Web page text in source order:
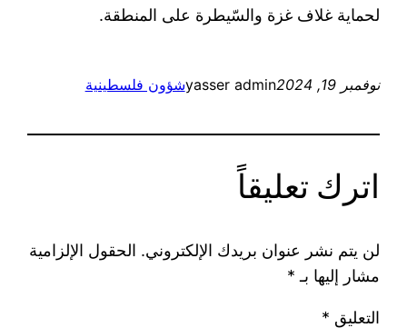
لحماية غلاف غزة والسّيطرة على المنطقة.
نوفمبر 19, 2024 yasser adminشؤون فلسطينية
اترك تعليقاً
لن يتم نشر عنوان بريدك الإلكتروني. الحقول الإلزامية
مشار إليها بـ *
التعليق *